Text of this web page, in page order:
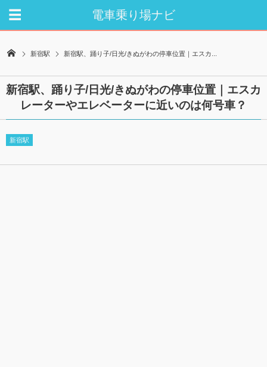
電車乗り場ナビ
新宿駅 新宿駅、踊り子/日光/きぬがわの停車位置｜エスカ...
新宿駅、踊り子/日光/きぬがわの停車位置｜エスカ
レーターやエレベーターに近いのは何号車？
新宿駅